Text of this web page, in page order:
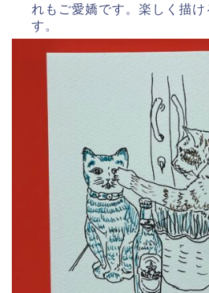
れもご愛嬌です。楽しく描
す。